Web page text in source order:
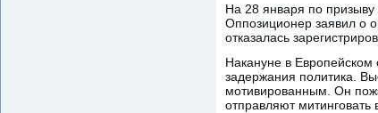
На 28 января по призыву
Оппозиционер заявил о
отказалась
Накануне в
задержания политика.
мотивированным. Он
отправляют митинговать